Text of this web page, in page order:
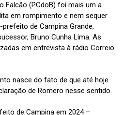
Falcão (PCdoB) foi mais um a
em rompimento e nem sequer
de Campina Grande,
Bruno Cunha Lima. As
em entrevista à rádio Correio
nasce do fato de que até hoje
de Romero nesse sentido.
de Campina em 2024 –